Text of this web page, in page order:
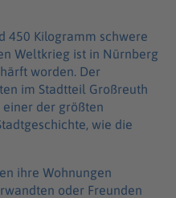
450 Kilogramm schwere
Weltkrieg ist in Nürnberg
worden. Der
im Stadtteil Großreuth
der größten
wie die
ihre Wohnungen
oder Freunden